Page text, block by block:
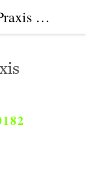
Erschöpfung - Burnout - Praxis Traditionelle Chinesische Medizin TCM , Moos-Radolfzell am Bodensee, Höri, Hegau